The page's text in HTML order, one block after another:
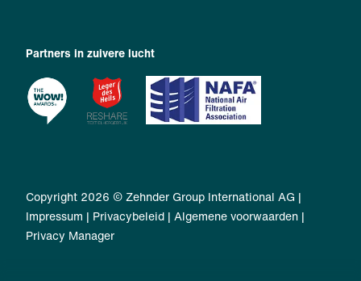
Partners in zuivere lucht
Copyright 2026 © Zehnder Group International AG |
Impressum | Privacybeleid | Algemene voorwaarden |
Privacy Manager